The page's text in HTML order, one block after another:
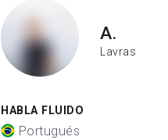
A.
Lavras
HABLA FLUIDO
Portugués